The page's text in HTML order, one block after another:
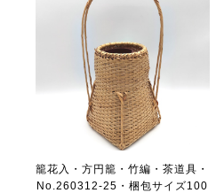
籠花入・方円籠・竹編・茶道具・
No.260312-25・梱包サイズ100